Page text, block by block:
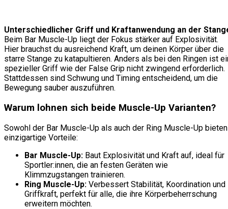
Unterschiedlicher Griff und Kraftanwendung an der
Beim Bar Muscle-Up liegt der Fokus stärker auf Explosivität.
Hier brauchst du ausreichend Kraft, um deinen Körper über die
starre Stange zu katapultieren. Anders als bei den Ringen ist
spezieller Griff wie der False Grip nicht zwingend erforderlich.
Stattdessen sind Schwung und Timing entscheidend, um die
Bewegung sauber auszuführen.
Warum lohnen sich beide Muscle-Up Varianten?
Sowohl der Bar Muscle-Up als auch der Ring Muscle-Up bieten
einzigartige Vorteile:
Bar Muscle-Up: Baut Explosivität und Kraft auf, ideal für
Sportler:innen, die an festen Geräten wie
Klimmzugstangen trainieren.
Ring Muscle-Up: Verbessert Stabilität, Koordination und
Griffkraft, perfekt für alle, die ihre Körperbeherrschung
erweitern möchten.